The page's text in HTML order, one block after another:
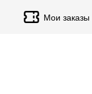
Мои заказы